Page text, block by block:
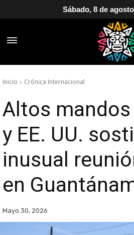
Sábado, 8 de
Inicio Crónica Internacional
Altos mandos
y EE. UU.
inusual
en
Mayo 30, 2026